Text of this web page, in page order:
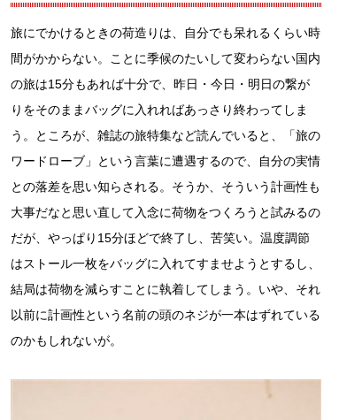
旅にでかけるときの荷造りは、自分でも呆れるくらい時
間がかからない。ことに季候のたいして変わらない国内
の旅は15分もあれば十分で、昨日・今日・明日の繋が
りをそのままバッグに入れればあっさり終わってしま
う。ところが、雑誌の旅特集など読んでいると、「旅の
ワードローブ」という言葉に遭遇するので、自分の実情
との落差を思い知らされる。そうか、そういう計画性も
大事だなと思い直して入念に荷物をつくろうと試みるの
だが、やっぱり15分ほどで終了し、苦笑い。温度調節
はストール一枚をバッグに入れてすませようとするし、
結局は荷物を減らすことに執着してしまう。いや、それ
以前に計画性という名前の頭のネジが一本はずれている
のかもしれないが。